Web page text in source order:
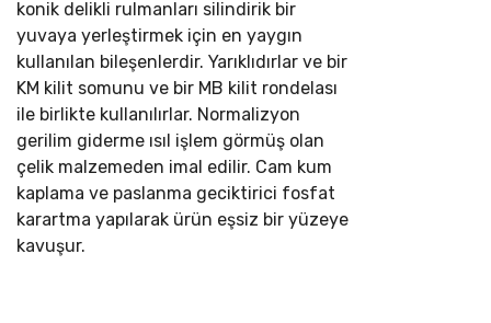
konik delikli rulmanları silindirik bir
yuvaya yerleştirmek için en yaygın
kullanılan bileşenlerdir. Yarıklıdırlar ve bir
KM kilit somunu ve bir MB kilit rondelası
ile birlikte kullanılırlar. Normalizyon
gerilim giderme ısıl işlem görmüş olan
çelik malzemeden imal edilir. Cam kum
kaplama ve paslanma geciktirici fosfat
karartma yapılarak ürün eşsiz bir yüzeye
kavuşur.